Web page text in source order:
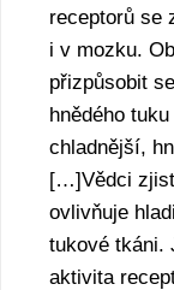
receptorů se
i v mozku.
přizpůsobit
hnědého
chladnější,
[…]Vědci
ovlivňuje
tukové tkáni.
aktivita